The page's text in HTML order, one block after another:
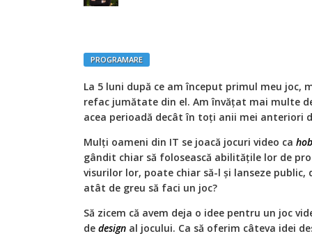
PROGRAMARE
La 5 luni după ce am început primul meu joc,
refac jumătate din el. Am învățat mai multe
acea perioadă decât în toți anii mei anteriori
Mulți oameni din IT se joacă jocuri video ca
gândit chiar să folosească abilitățile lor de
visurilor lor, poate chiar să-l și lanseze
atât de greu să faci un joc?
Să zicem că avem deja o idee pentru un joc
de design al jocului. Ca să oferim câteva idei